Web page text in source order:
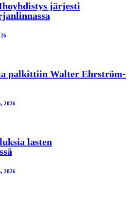
järjesti
palkittiin Walter Ehrström-
2026
lasten
2026